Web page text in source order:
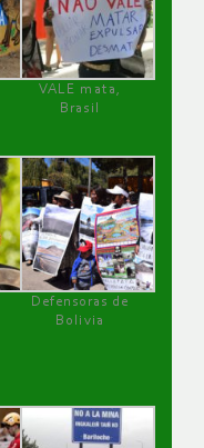
VALE mata,
Brasil
Defensoras de
Bolivia